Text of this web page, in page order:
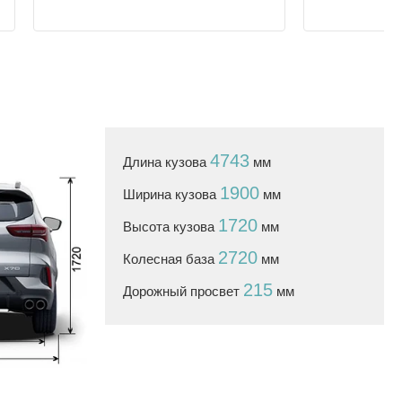
Длина кузова 4743 мм
Ширина кузова 1900 мм
Высота кузова 1720 мм
Колесная база 2720 мм
Дорожный просвет 215 мм